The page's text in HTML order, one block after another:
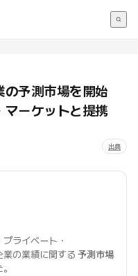
の予測市場を開始
マーケットと提携
出典
ライベート・
業の業績に関する予測市場